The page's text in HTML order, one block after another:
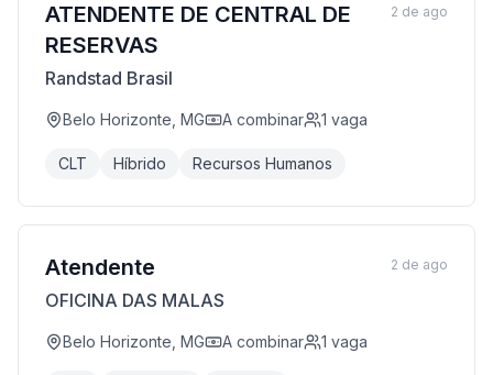
ATENDENTE DE CENTRAL DE
RESERVAS
Randstad Brasil
Belo Horizonte, MG A combinar 1 vaga
CLT Híbrido Recursos Humanos
2 de ago
Atendente
OFICINA DAS MALAS
Belo Horizonte, MG A combinar 1 vaga
2 de ago